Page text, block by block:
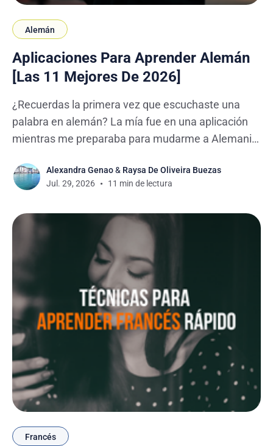
Alemán
Aplicaciones Para Aprender Alemán
[Las 11 Mejores De 2026]
¿Recuerdas la primera vez que escuchaste una
palabra en alemán? La mía fue en una aplicación
mientras me preparaba para mudarme a Alemania.
pero sí tenía claro que necesitaba empezar a
familiarizarme con el idioma. Como estudiante de
Alexandra Genao& Raysa De Oliveira Buezas
Jul. 29, 2026
11 min de lectura
Francés